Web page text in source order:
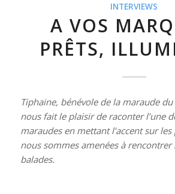
INTERVIEWS
A VOS
PRÊTS,
Tiphaine, bénévole de la maraude du
nous fait le plaisir de raconter l’une
maraudes en mettant l’accent sur
nous sommes amenées à rencontrer
balades.